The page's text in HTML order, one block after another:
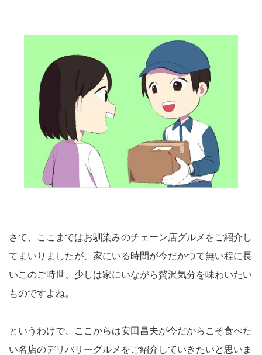
さて、ここまではお馴染みのチェーン店グルメをご紹介し
てまいりましたが、家にいる時間が今だかつて無い程に長
いこのご時世、少しは家にいながら贅沢気分を味わいたい
ものですよね。
というわけで、ここからは安田昌夫が今だからこそ食べた
い名店のデリバリーグルメをご紹介していきたいと思いま